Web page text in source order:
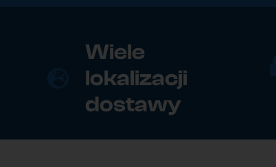
Wiele
lokalizacji
dostawy